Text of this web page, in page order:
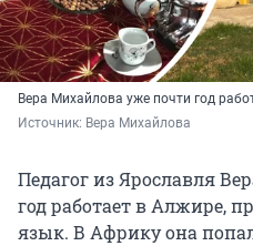
Вера Михайлова уже почти год
Источник: Вера Михайлова
Педагог из Ярославля
год работает в Алжире,
язык. В Африку она